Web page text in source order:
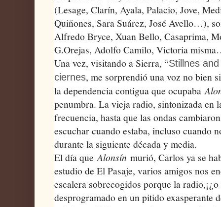
(Lesage, Clarín, Ayala, Palacio, Jove,
Quiñones, Sara Suárez, José Avello…),
Alfredo Bryce, Xuan Bello, Casaprima,
G.Orejas, Adolfo Camilo, Victoria
Una vez, visitando a Sierra, “Stillnes
ciernes, me sorprendió una voz no bien
la dependencia contigua que ocupaba
penumbra. La vieja radio, sintonizada en
frecuencia, hasta que las ondas
escuchar cuando estaba, incluso cuando
durante la siguiente década y media.
El día queAlonsín murió, Carlos ya se
estudio de El Pasaje, varios amigos nos
escalera sobrecogidos porque la
desprogramado en un pitido exasperante